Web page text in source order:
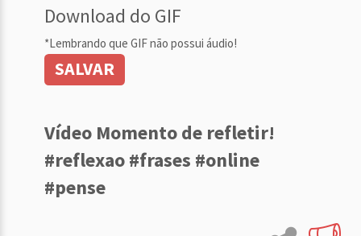
Download do GIF
*Lembrando que GIF não possui áudio!
SALVAR
Vídeo Momento de refletir!
#reflexao #frases #online
#pense